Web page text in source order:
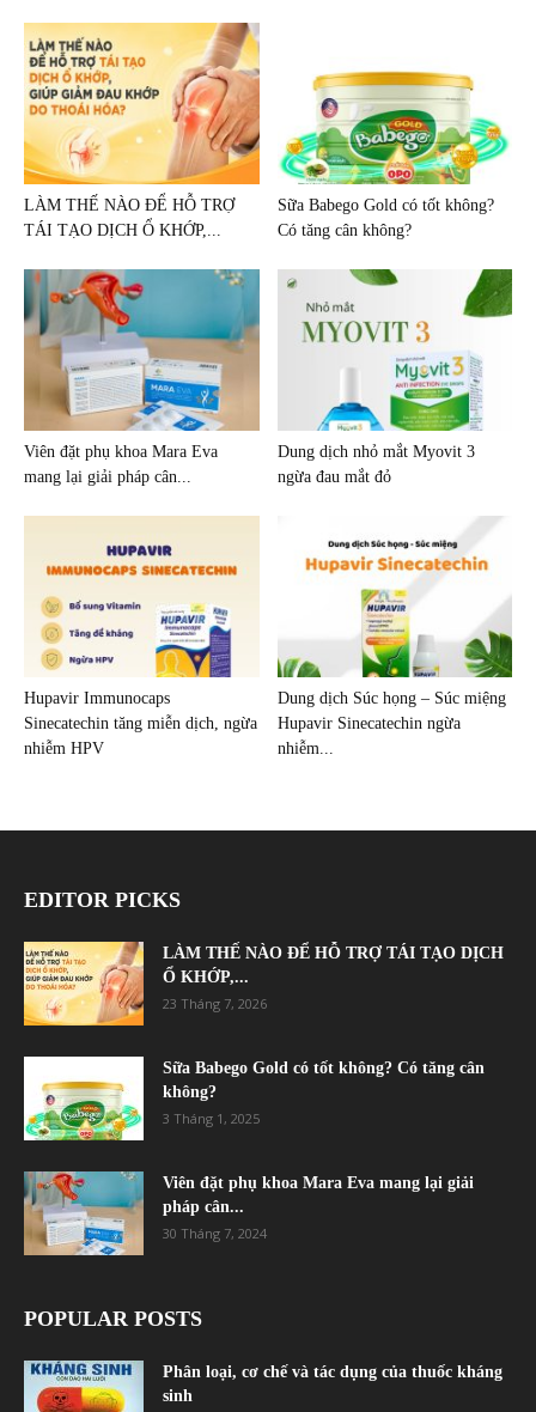
LÀM THẾ NÀO ĐỂ HỖ TRỢ
TÁI TẠO DỊCH Ổ KHỚP,...
Sữa Babego Gold có tốt không?
Có tăng cân không?
Viên đặt phụ khoa Mara Eva
mang lại giải pháp cân...
Dung dịch nhỏ mắt Myovit 3
ngừa đau mắt đỏ
Hupavir Immunocaps
Sinecatechin tăng miễn dịch, ngừa
nhiễm HPV
Dung dịch Súc họng – Súc miệng
Hupavir Sinecatechin ngừa
nhiễm...
EDITOR PICKS
LÀM THẾ NÀO ĐỂ HỖ TRỢ TÁI TẠO DỊCH
Ổ KHỚP,...
23 Tháng 7, 2026
Sữa Babego Gold có tốt không? Có tăng cân
không?
3 Tháng 1, 2025
Viên đặt phụ khoa Mara Eva mang lại giải
pháp cân...
30 Tháng 7, 2024
POPULAR POSTS
Phân loại, cơ chế và tác dụng của thuốc kháng
sinh